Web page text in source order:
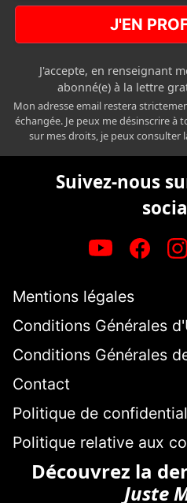
J'EN
J'accepte, en renseignant
abonné(e) à la lettre
Mon adresse email restera
échangée. Je peux me désinscrire
sur mes droits, je peux consulter
Suivez-nous
Mentions légales
Conditions Générales
Conditions Générales
Contact
Politique de
Politique relative aux
Découvrez la
Juste